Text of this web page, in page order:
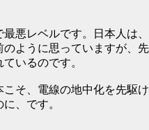
悪レベルです。日本人は、
ように思っていますが、先
いるのです。
そ、電線の地中化を先駆け
、です。